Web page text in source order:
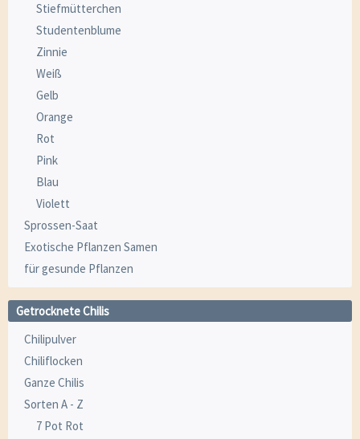
Stiefmütterchen
Studentenblume
Zinnie
Weiß
Gelb
Orange
Rot
Pink
Blau
Violett
Sprossen-Saat
Exotische Pflanzen Samen
für gesunde Pflanzen
Getrocknete Chilis
Chilipulver
Chiliflocken
Ganze Chilis
Sorten A - Z
7 Pot Rot